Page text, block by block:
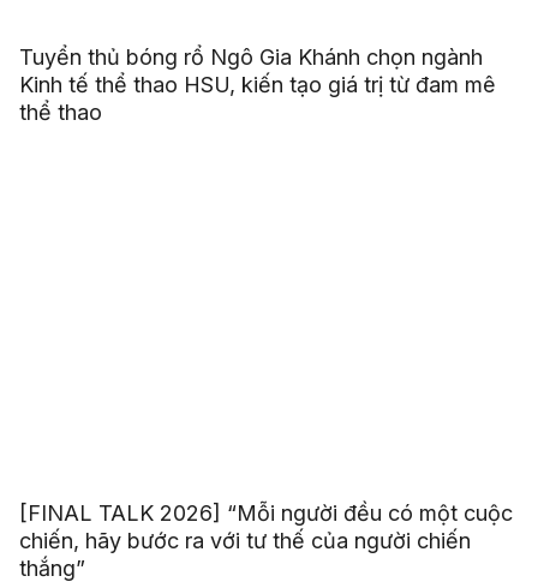
Tuyển thủ bóng rổ Ngô Gia Khánh chọn ngành
Kinh tế thể thao HSU, kiến tạo giá trị từ đam mê
thể thao
[FINAL TALK 2026] “Mỗi người đều có một cuộc
chiến, hãy bước ra với tư thế của người chiến
thắng”